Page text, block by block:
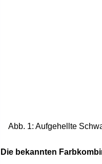
Abb. 1: Aufgehellte
Die bekannten